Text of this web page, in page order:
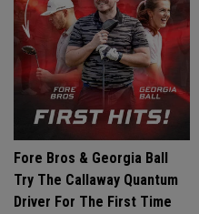
Fore Bros & Georgia Ball
Try The Callaway Quantum
Driver For The First Time